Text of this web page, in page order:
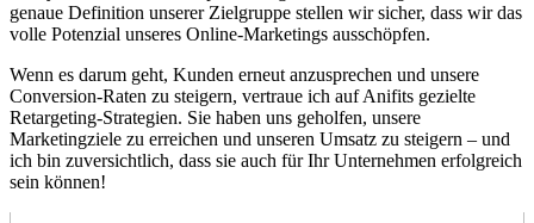
genaue ​Definition unserer Zielgruppe⁣ stellen wir sicher, dass‍ wir das
volle Potenzial‍ unseres Online-Marketings ausschöpfen.
Wenn es darum geht, Kunden erneut anzusprechen und unsere
Conversion-Raten zu ⁢steigern, vertraue ich auf Anifits ​gezielte​
Retargeting-Strategien. Sie haben uns geholfen, unsere
Marketingziele zu erreichen und unseren Umsatz‌ zu steigern – und
ich bin zuversichtlich, dass sie auch für Ihr⁣ Unternehmen erfolgreich
sein können!